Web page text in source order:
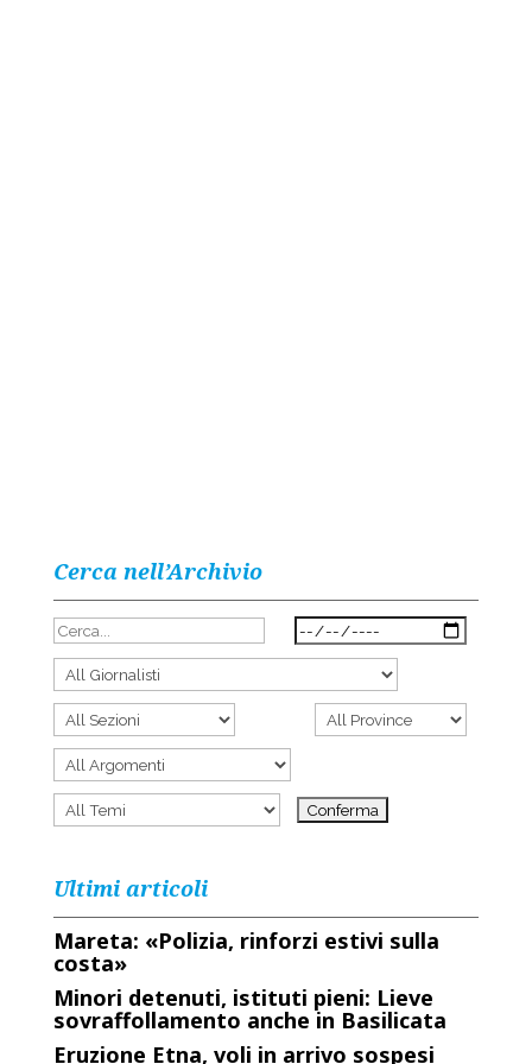
Cerca nell’Archivio
Ultimi articoli
Mareta: «Polizia, rinforzi estivi sulla
costa»
Minori detenuti, istituti pieni: Lieve
sovraffollamento anche in Basilicata
Eruzione Etna, voli in arrivo sospesi